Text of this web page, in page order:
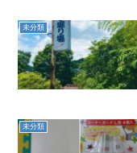
未分類
未分類